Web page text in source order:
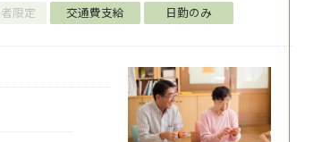
限定 交通費支給 日勤のみ